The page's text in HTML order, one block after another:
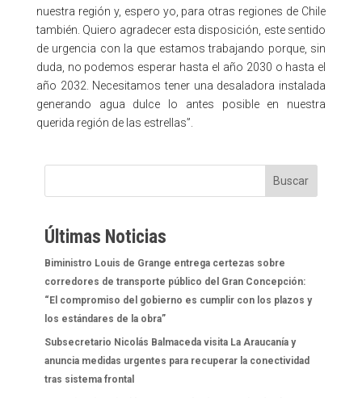
nuestra región y, espero yo, para otras regiones de Chile
también. Quiero agradecer esta disposición, este sentido
de urgencia con la que estamos trabajando porque, sin
duda, no podemos esperar hasta el año 2030 o hasta el
año 2032. Necesitamos tener una desaladora instalada
generando agua dulce lo antes posible en nuestra
querida región de las estrellas”.
Buscar
Últimas Noticias
Biministro Louis de Grange entrega certezas sobre
corredores de transporte público del Gran Concepción:
“El compromiso del gobierno es cumplir con los plazos y
los estándares de la obra”
Subsecretario Nicolás Balmaceda visita La Araucanía y
anuncia medidas urgentes para recuperar la conectividad
tras sistema frontal